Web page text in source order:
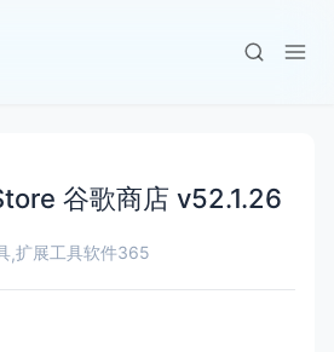
谷歌商店 v52.1.26
,扩展工具软件365